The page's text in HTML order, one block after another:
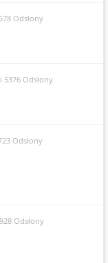
Odsłony
Odsłony
Odsłony
Odsłony